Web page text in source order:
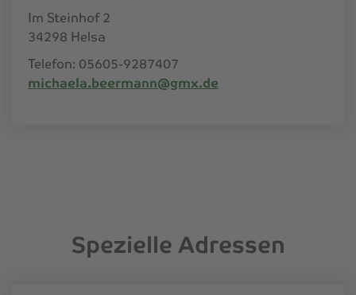
Im Steinhof 2
34298 Helsa
Telefon: 05605-9287407
michaela.beermann@gmx.de
Spezielle Adressen